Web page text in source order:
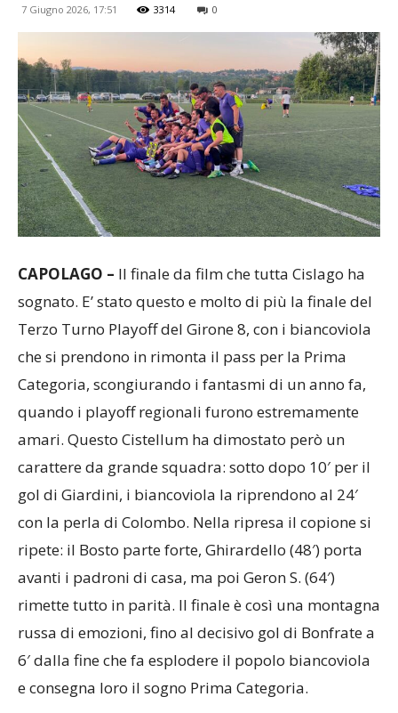
7 Giugno 2026, 17:51 3314 0
CAPOLAGO – Il finale da film che tutta Cislago ha
sognato. E’ stato questo e molto di più la finale del
Terzo Turno Playoff del Girone 8, con i biancoviola
che si prendono in rimonta il pass per la Prima
Categoria, scongiurando i fantasmi di un anno fa,
quando i playoff regionali furono estremamente
amari. Questo Cistellum ha dimostato però un
carattere da grande squadra: sotto dopo 10′ per il
gol di Giardini, i biancoviola la riprendono al 24′
con la perla di Colombo. Nella ripresa il copione si
ripete: il Bosto parte forte, Ghirardello (48′) porta
avanti i padroni di casa, ma poi Geron S. (64′)
rimette tutto in parità. Il finale è così una montagna
russa di emozioni, fino al decisivo gol di Bonfrate a
6′ dalla fine che fa esplodere il popolo biancoviola
e consegna loro il sogno Prima Categoria.